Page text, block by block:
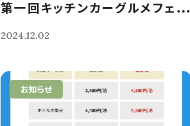
第一回キッチンカーグルメフェ...
2024.12.02
お知らせ